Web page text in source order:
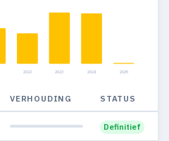
2022 2023 2024 2025
VERHOUDING STATUS
Definitief